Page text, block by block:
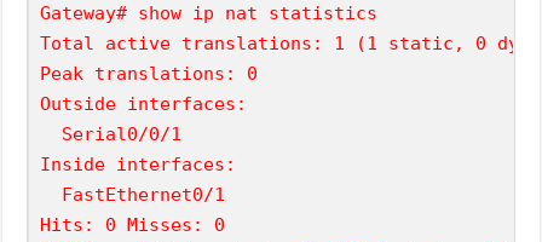
Gateway# show ip nat statistics
Total active translations: 1 (1 static, 0
Peak translations: 0
Outside interfaces:
  Serial0/0/1
Inside interfaces:
  FastEthernet0/1
Hits: 0 Misses: 0